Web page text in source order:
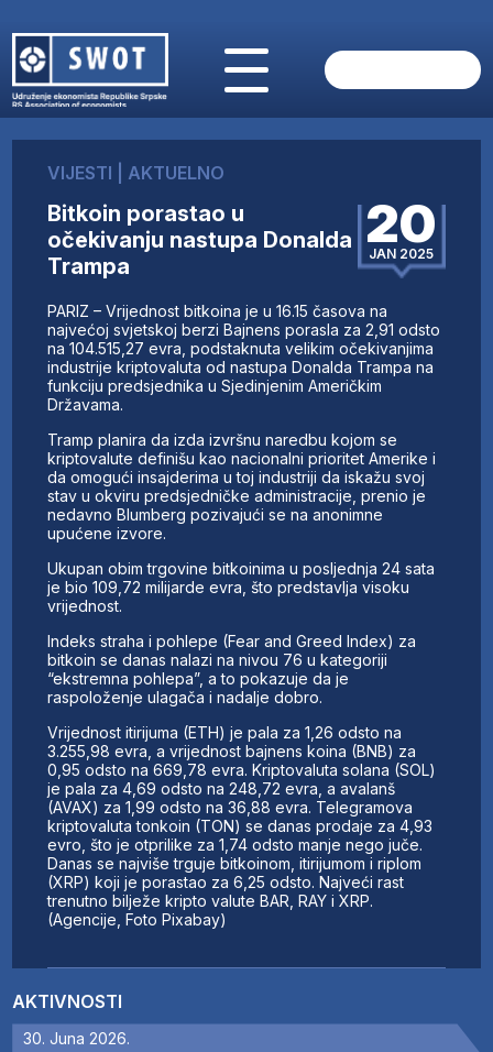
O NAMA
AKTUELNO
ANALIZE
KOMPANIJE
FINANSIJE
IZ STRANIH MEDIJA
AKTIVNOSTI
SWOT INTERVJU
KONTAKT
AKTIVNOSTI
30. Juna 2026.
VIJESTI AKTUELNO
Bitkoin porastao u
očekivanju nastupa Donalda
Trampa
20
JAN 2025
PARIZ – Vrijednost bitkoina je u 16.15 časova na
najvećoj svjetskoj berzi Bajnens porasla za 2,91 odsto
na 104.515,27 evra, podstaknuta velikim očekivanjima
industrije kriptovaluta od nastupa Donalda Trampa na
funkciju predsjednika u Sjedinjenim Američkim
Državama.
Tramp planira da izda izvršnu naredbu kojom se
kriptovalute definišu kao nacionalni prioritet Amerike i
da omogući insajderima u toj industriji da iskažu svoj
stav u okviru predsjedničke administracije, prenio je
nedavno Blumberg pozivajući se na anonimne
upućene izvore.
Ukupan obim trgovine bitkoinima u posljednja 24 sata
je bio 109,72 milijarde evra, što predstavlja visoku
vrijednost.
Indeks straha i pohlepe (Fear and Greed Index) za
bitkoin se danas nalazi na nivou 76 u kategoriji
“ekstremna pohlepa”, a to pokazuje da je
raspoloženje ulagača i nadalje dobro.
Vrijednost itirijuma (ETH) je pala za 1,26 odsto na
3.255,98 evra, a vrijednost bajnens koina (BNB) za
0,95 odsto na 669,78 evra. Kriptovaluta solana (SOL)
je pala za 4,69 odsto na 248,72 evra, a avalanš
(AVAX) za 1,99 odsto na 36,88 evra. Telegramova
kriptovaluta tonkoin (TON) se danas prodaje za 4,93
evro, što je otprilike za 1,74 odsto manje nego juče.
Danas se najviše trguje bitkoinom, itirijumom i riplom
(XRP) koji je porastao za 6,25 odsto. Najveći rast
trenutno bilježe kripto valute BAR, RAY i XRP.
(Agencije, Foto Pixabay)